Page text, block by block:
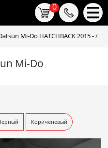
Mi-Do HATCHBACK 2015 -/
Mi-Do
Кориченевый
0